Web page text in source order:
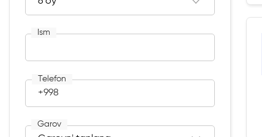
Ism
Telefon
+998
Garov